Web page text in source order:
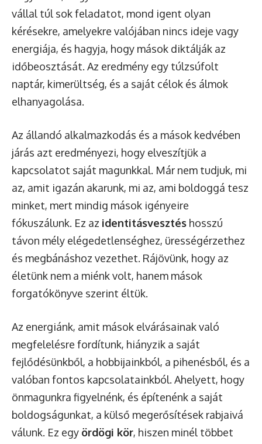
vállal túl sok feladatot, mond igent olyan
kérésekre, amelyekre valójában nincs ideje vagy
energiája, és hagyja, hogy mások diktálják az
időbeosztását. Az eredmény egy túlzsúfolt
naptár, kimerültség, és a saját célok és álmok
elhanyagolása.
Az állandó alkalmazkodás és a mások kedvében
járás azt eredményezi, hogy elveszítjük a
kapcsolatot saját magunkkal. Már nem tudjuk, mi
az, amit igazán akarunk, mi az, ami boldoggá tesz
minket, mert mindig mások igényeire
fókuszálunk. Ez az identitásvesztés hosszú
távon mély elégedetlenséghez, ürességérzethez
és megbánáshoz vezethet. Rájövünk, hogy az
életünk nem a miénk volt, hanem mások
forgatókönyve szerint éltük.
Az energiánk, amit mások elvárásainak való
megfelelésre fordítunk, hiányzik a saját
fejlődésünkből, a hobbijainkból, a pihenésből, és a
valóban fontos kapcsolatainkból. Ahelyett, hogy
önmagunkra figyelnénk, és építenénk a saját
boldogságunkat, a külső megerősítések rabjaivá
válunk. Ez egy ördögi kör, hiszen minél többet